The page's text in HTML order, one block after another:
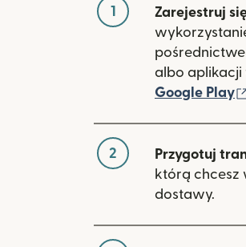
1 Zarejestruj
albo aplikacji
Google Play
2 Przygotuj
którą chcesz
dostawy.